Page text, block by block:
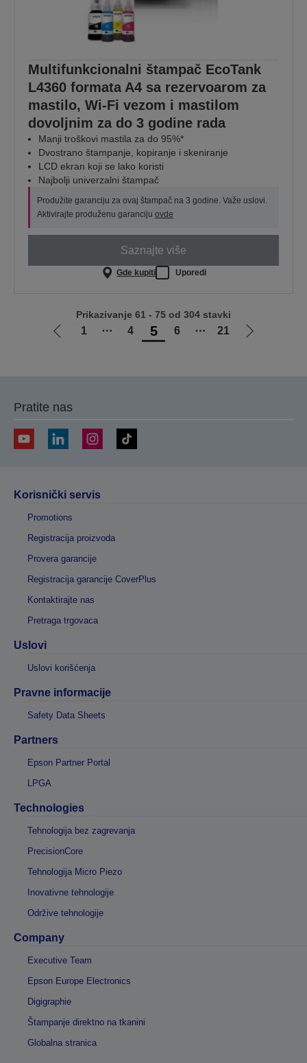
Multifunkcionalni štampač EcoTank
L4360 formata A4 sa rezervoarom za
mastilo, Wi-Fi vezom i mastilom
dovoljnim za do 3 godine rada
Manji troškovi mastila za do 95%*
Dvostrano štampanje, kopiranje i skeniranje
LCD ekran koji se lako koristi
Najbolji univerzalni štampač
Produžite garanciju za ovaj štampač na 3 godine. Važe uslovi.
Aktivirajte produženu garanciju ovde
Saznajte više
Gde kupiti Uporedi
Idi
1 ⋯ 4 5 6 ⋯ 21
Idi
Prikazivanje 61 - 75 od 304 stavki
Pratite nas
Korisnički servis
Promotions
Registracija proizvoda
Provera garancije
Registracija garancije CoverPlus
Kontaktirajte nas
Pretraga trgovaca
Uslovi
Uslovi korišćenja
Pravne informacije
Safety Data Sheets
Partners
Epson Partner Portal
LPGA
Technologies
Tehnologija bez zagrevanja
PrecisionCore
Tehnologija Micro Piezo
Inovativne tehnologije
Održive tehnologije
Company
Executive Team
Epson Europe Electronics
Digigraphie
Štampanje direktno na tkanini
Globalna stranica